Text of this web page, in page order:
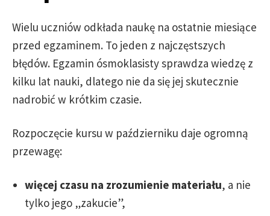
Wielu uczniów odkłada naukę na ostatnie miesiące
przed egzaminem. To jeden z najczęstszych
błędów. Egzamin ósmoklasisty sprawdza wiedzę z
kilku lat nauki, dlatego nie da się jej skutecznie
nadrobić w krótkim czasie.
Rozpoczęcie kursu w październiku daje ogromną
przewagę:
więcej czasu na zrozumienie materiału, a nie
tylko jego „zakucie”,